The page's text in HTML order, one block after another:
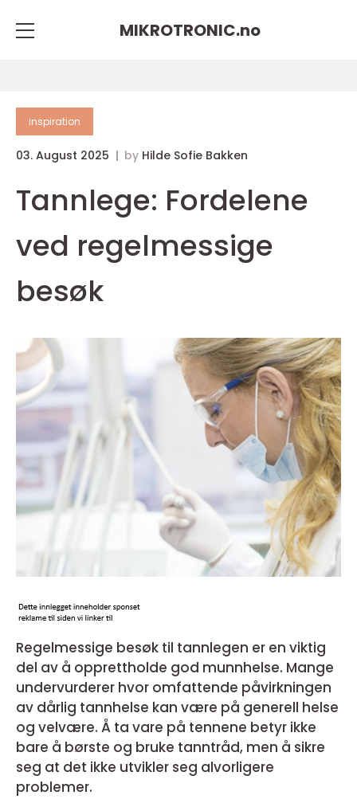
MIKROTRONIC.no
inspiration
03. August 2025 by Hilde Sofie Bakken
Tannlege: Fordelene
ved regelmessige
besøk
Regelmessige besøk til tannlegen er en viktig
del av å opprettholde god munnhelse. Mange
undervurderer hvor omfattende påvirkningen
av dårlig tannhelse kan være på generell helse
og velvære. Å ta vare på tennene betyr ikke
bare å børste og bruke tanntråd, men å sikre
seg at det ikke utvikler seg alvorligere
problemer.